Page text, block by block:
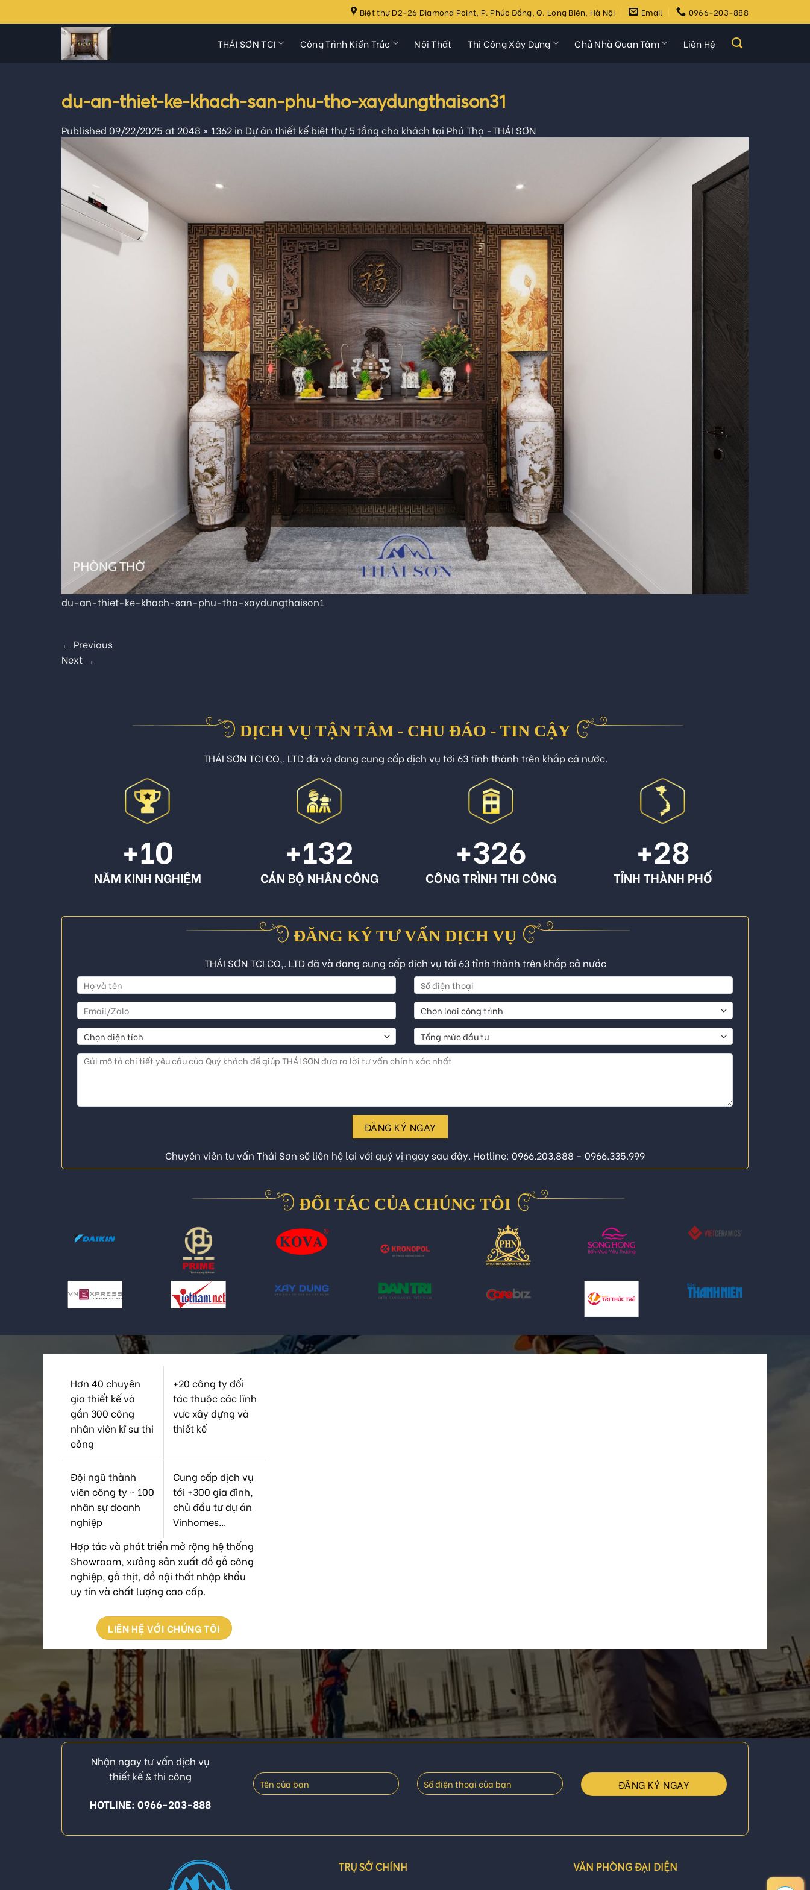
to
Biệt thự D2-26 Diamond Point, P. Phúc Đồng, Q. Long Biên, Hà Nội Email 0966-203-888
THÁI SƠN TCI Công Trình Kiến Trúc Nội Thất Thi Công Xây Dựng Chủ Nhà Quan Tâm Liên Hệ
du-an-thiet-ke-khach-san-phu-tho-xaydungthaison31
Published 09/22/2025 at 2048 × 1362 in Dự án thiết kế biệt thự 5 tầng cho khách tại Phú Thọ -THÁI SƠN
du-an-thiet-ke-khach-san-phu-tho-xaydungthaison1
← Previous
Next →
DỊCH VỤ TẬN TÂM - CHU ĐÁO - TIN CẬY
THÁI SƠN TCI CO,. LTD đã và đang cung cấp dịch vụ tới 63 tỉnh thành trên khắp cả nước.
+10
NĂM KINH NGHIỆM
+132
CÁN BỘ NHÂN CÔNG
+326
CÔNG TRÌNH THI CÔNG
+28
TỈNH THÀNH PHỐ
ĐĂNG KÝ TƯ VẤN DỊCH VỤ
THÁI SƠN TCI CO,. LTD đã và đang cung cấp dịch vụ tới 63 tỉnh thành trên khắp cả nước
ĐĂNG KÝ NGAY
Chuyên viên tư vấn Thái Sơn sẽ liên hệ lại với quý vị ngay sau đây. Hotline: 0966.203.888 - 0966.335.999
ĐỐI TÁC CỦA CHÚNG TÔI
Hơn 40 chuyên
gia thiết kế và
gần 300 công
nhân viên kĩ sư thi
công
+20 công ty đối
tác thuộc các lĩnh
vực xây dựng và
thiết kế
Đội ngũ thành
viên công ty ~ 100
nhân sự doanh
nghiệp
Cung cấp dịch vụ
tới +300 gia đình,
chủ đầu tư dự án
Vinhomes...
Hợp tác và phát triển mở rộng hệ thống
Showroom, xưởng sản xuất đồ gỗ công
nghiệp, gỗ thịt, đồ nội thất nhập khẩu
uy tín và chất lượng cao cấp.
LIÊN HỆ VỚI CHÚNG TÔI
Nhận ngay tư vấn dịch vụ
thiết kế & thi công
HOTLINE: 0966-203-888
TRỤ SỞ CHÍNH VĂN PHÒNG ĐẠI DIỆN